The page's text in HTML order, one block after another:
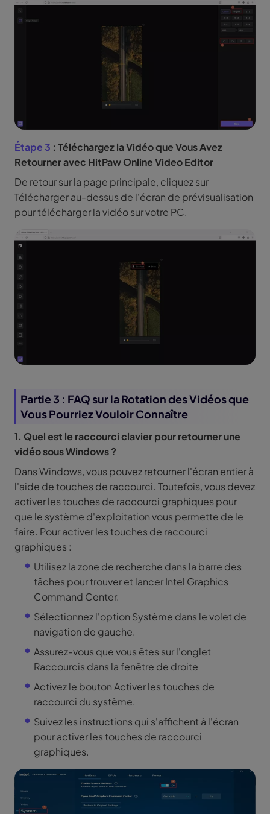
Étape 3 : Téléchargez la Vidéo que Vous Avez
Retourner avec HitPaw Online Video Editor
De retour sur la page principale, cliquez sur
Télécharger au-dessus de l'écran de prévisualisation
pour télécharger la vidéo sur votre PC.
Partie 3 : FAQ sur la Rotation des Vidéos que
Vous Pourriez Vouloir Connaître
1. Quel est le raccourci clavier pour retourner une
vidéo sous Windows ?
Dans Windows, vous pouvez retourner l'écran entier à
l'aide de touches de raccourci. Toutefois, vous devez
activer les touches de raccourci graphiques pour
que le système d'exploitation vous permette de le
faire. Pour activer les touches de raccourci
graphiques :
Utilisez la zone de recherche dans la barre des
tâches pour trouver et lancer Intel Graphics
Command Center.
Sélectionnez l'option Système dans le volet de
navigation de gauche.
Assurez-vous que vous êtes sur l'onglet
Raccourcis dans la fenêtre de droite
Activez le bouton Activer les touches de
raccourci du système.
Suivez les instructions qui s'affichent à l'écran
pour activer les touches de raccourci
graphiques.